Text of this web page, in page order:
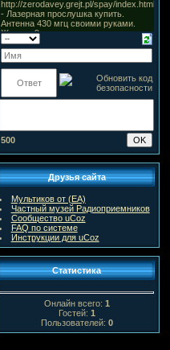
500
Друзья сайта
Мультиков от (ЕА)
Частный музей Радиоприемников
Сообщество uCoz
FAQ по системе
Инструкции для uCoz
Статистика
Онлайн всего: 1
Гостей: 1
Пользователей: 0